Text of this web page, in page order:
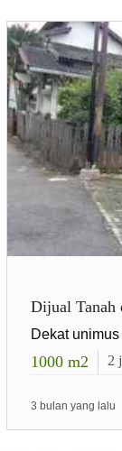
Dijual Tanah
Dekat unimus
1000 m2 2
3 bulan yang lalu